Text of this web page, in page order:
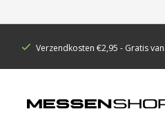
Verzendkosten €2,95 - Gratis